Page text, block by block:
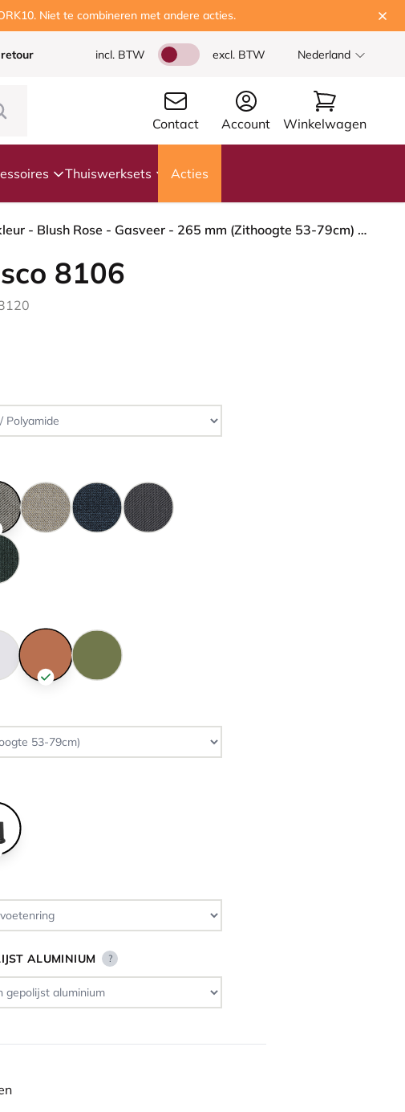
Niet te combineren met andere acties.
incl. BTW excl. BTW Nederland
Contact Account Winkelwagen
Thuiswerksets Acties
HÅG Capisco 8106 - Capture (Gabriel) - Wol / Polyamide - CPT4401 - Warm grey - Framekleur - Blush Rose - Gasveer - 265 mm (Zithoogte 53-79cm) - Vloercontact - Glijdoppen - Voetenring - Nee, geen voetenring - Voetster - Ja, voetster in gepolijst aluminium
8106
ALUMINIUM ?